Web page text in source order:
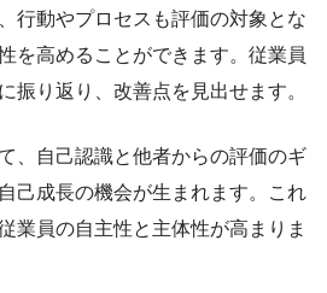
行動やプロセスも評価の対象とな
を高めることができます。従業員
振り返り、改善点を見出せます。
、自己認識と他者からの評価のギ
己成長の機会が生まれます。これ
業員の自主性と主体性が高まりま